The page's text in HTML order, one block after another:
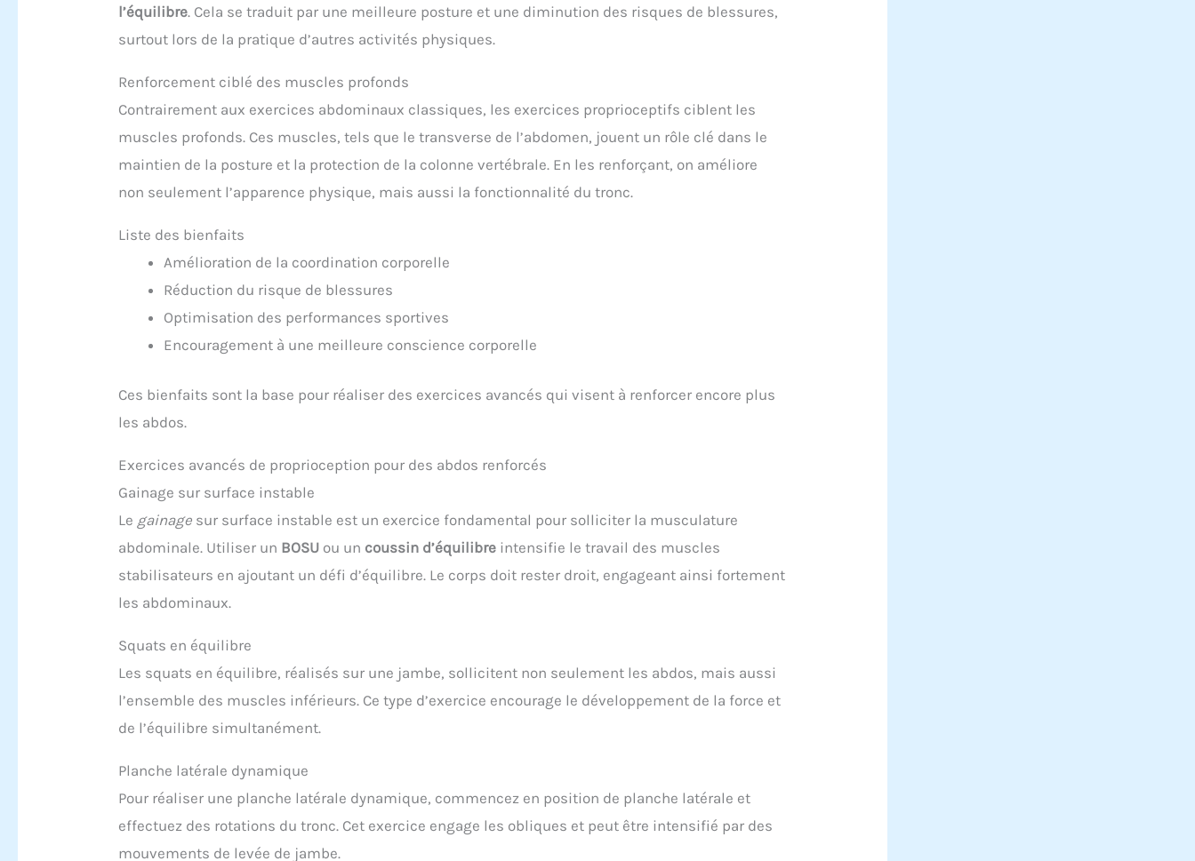
l’équilibre. Cela se traduit par une meilleure posture et une diminution des risques de blessures,
surtout lors de la pratique d’autres activités physiques.
Renforcement ciblé des muscles profonds
Contrairement aux exercices abdominaux classiques, les exercices proprioceptifs ciblent les
muscles profonds. Ces muscles, tels que le transverse de l’abdomen, jouent un rôle clé dans le
maintien de la posture et la protection de la colonne vertébrale. En les renforçant, on améliore
non seulement l’apparence physique, mais aussi la fonctionnalité du tronc.
Liste des bienfaits
Amélioration de la coordination corporelle
Réduction du risque de blessures
Optimisation des performances sportives
Encouragement à une meilleure conscience corporelle
Ces bienfaits sont la base pour réaliser des exercices avancés qui visent à renforcer encore plus
les abdos.
Exercices avancés de proprioception pour des abdos renforcés
Gainage sur surface instable
Le gainage sur surface instable est un exercice fondamental pour solliciter la musculature
abdominale. Utiliser un BOSU ou un coussin d’équilibre intensifie le travail des muscles
stabilisateurs en ajoutant un défi d’équilibre. Le corps doit rester droit, engageant ainsi fortement
les abdominaux.
Squats en équilibre
Les squats en équilibre, réalisés sur une jambe, sollicitent non seulement les abdos, mais aussi
l’ensemble des muscles inférieurs. Ce type d’exercice encourage le développement de la force et
de l’équilibre simultanément.
Planche latérale dynamique
Pour réaliser une planche latérale dynamique, commencez en position de planche latérale et
effectuez des rotations du tronc. Cet exercice engage les obliques et peut être intensifié par des
mouvements de levée de jambe.